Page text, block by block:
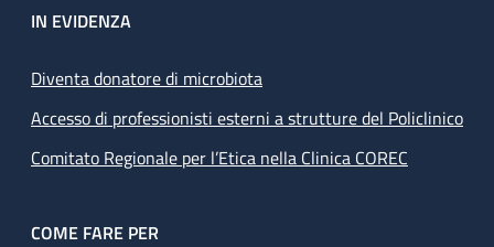
IN EVIDENZA
Diventa donatore di microbiota
Accesso di professionisti esterni a strutture del Policlinico
Comitato Regionale per l’Etica nella Clinica COREC
COME FARE PER